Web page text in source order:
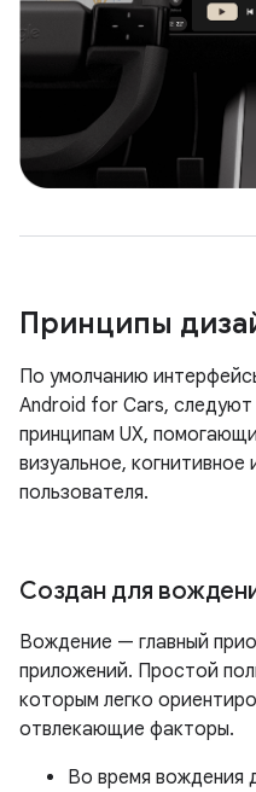
Принципы
По умолчанию
Android for Cars,
принципам UX,
визуальное, когнитивное
пользователя.
Создан для
Вождение — главный
приложений. Простой
которым легко
отвлекающие факторы.
Во время вождения